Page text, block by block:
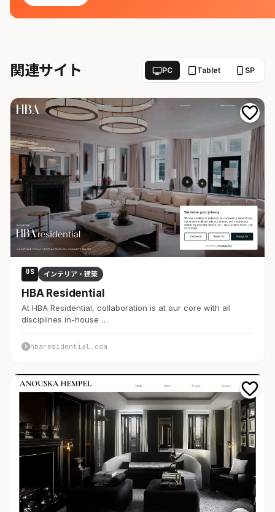
関連サイト PC Tablet SP
US インテリア・建築
HBA Residential
At HBA Residential, collaboration is at our core with all
disciplines in-house …
hbaresidential.com